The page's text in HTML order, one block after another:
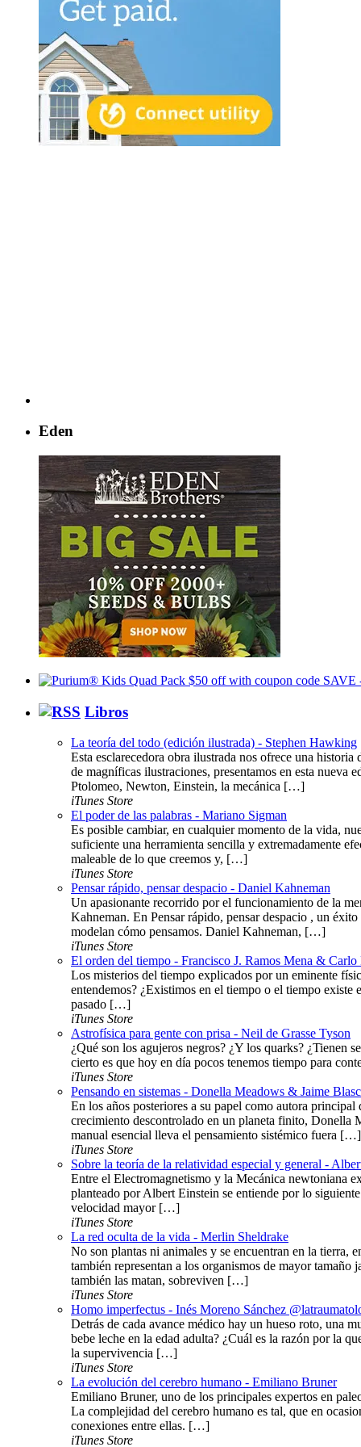
Eden
Libros
La teoría del todo (edición ilustrada) - Stephen Hawking
Esta esclarecedora obra ilustrada nos ofrece una
de magníficas ilustraciones, presentamos en esta
Ptolomeo, Newton, Einstein, la mecánica […]
iTunes Store
El poder de las palabras - Mariano Sigman
Es posible cambiar, en cualquier momento de la vida,
suficiente una herramienta sencilla y extremadamente
maleable de lo que creemos y, […]
iTunes Store
Pensar rápido, pensar despacio - Daniel Kahneman
Un apasionante recorrido por el funcionamiento de la
Kahneman. En Pensar rápido, pensar despacio , un
modelan cómo pensamos. Daniel Kahneman, […]
iTunes Store
El orden del tiempo - Francisco J. Ramos Mena &
Los misterios del tiempo explicados por un eminente
entendemos? ¿Existimos en el tiempo o el tiempo
pasado […]
iTunes Store
Astrofísica para gente con prisa - Neil de Grasse Tyson
¿Qué son los agujeros negros? ¿Y los quarks? ¿Tienen
cierto es que hoy en día pocos tenemos tiempo para
iTunes Store
Pensando en sistemas - Donella Meadows & Jaime
En los años posteriores a su papel como autora
crecimiento descontrolado en un planeta finito, Donella
manual esencial lleva el pensamiento sistémico fuera […]
iTunes Store
Sobre la teoría de la relatividad especial y general -
Entre el Electromagnetismo y la Mecánica newtoniana
planteado por Albert Einstein se entiende por lo
velocidad mayor […]
iTunes Store
La red oculta de la vida - Merlin Sheldrake
No son plantas ni animales y se encuentran en la tierra,
también representan a los organismos de mayor tamaño
también las matan, sobreviven […]
iTunes Store
Homo imperfectus - Inés Moreno Sánchez
Detrás de cada avance médico hay un hueso roto, una
bebe leche en la edad adulta? ¿Cuál es la razón por la
la supervivencia […]
iTunes Store
La evolución del cerebro humano - Emiliano Bruner
Emiliano Bruner, uno de los principales expertos en
La complejidad del cerebro humano es tal, que en
conexiones entre ellas. […]
iTunes Store